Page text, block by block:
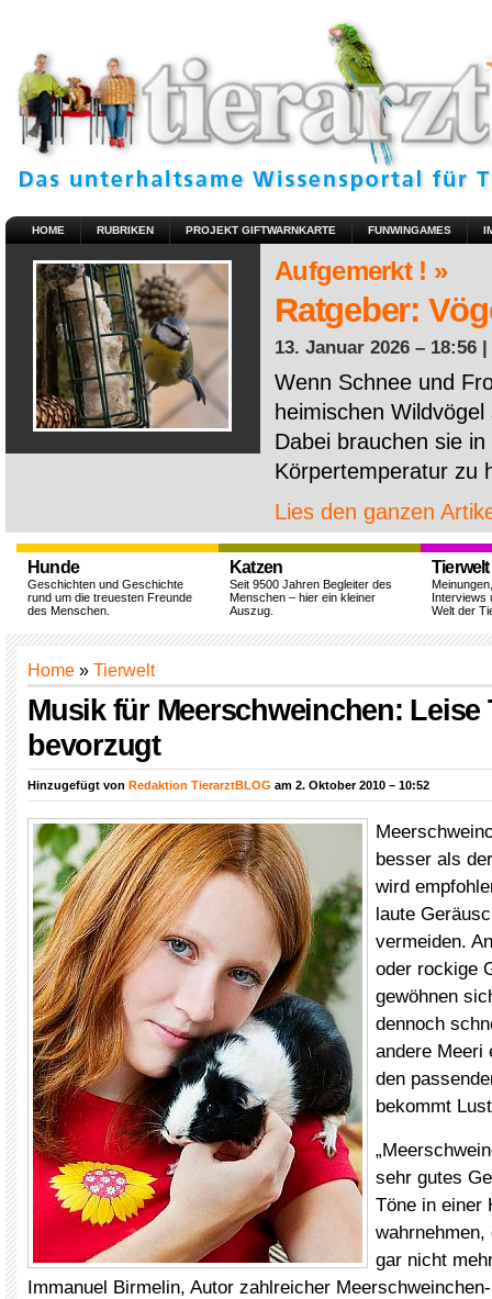
HOME RUBRIKEN PROJEKT GIFTWARNKARTE FUNWINGAMES
Aufgemerkt ! »
Ratgeber:
13. Januar 2026 – 18:56 |
Wenn Schnee und
heimischen
Dabei brauchen sie
Körpertemperatur zu
Lies den ganzen
Hunde
Geschichten und Geschichte
rund um die treuesten Freunde
des Menschen.
Katzen
Seit 9500 Jahren Begleiter des
Menschen – hier ein kleiner
Auszug.
Tierwelt
Interviews
Welt der
Home » Tierwelt
Musik für Meerschweinchen: Leise
bevorzugt
Hinzugefügt von Redaktion TierarztBLOG am 2. Oktober 2010 – 10:52
besser als
wird
laute
vermeiden.
oder rockige
gewöhnen
dennoch
andere Meeri
den
bekommt
sehr gutes
Töne in einer
gar nicht
Immanuel Birmelin, Autor zahlreicher